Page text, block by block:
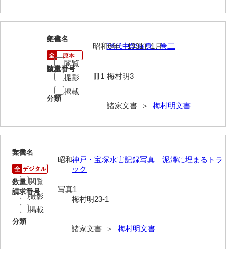
大中家文書（神奈川県）
大野毛利家文書
大村益次郎文書
大本氏収集文書
岡家文書（福栄村）
岡田家文書（萩市）
岡藤家文書
岡本家文書（周防大島町）
6
文書名
現代中学修身 巻二
請求番号
梅村明3
分類
諸家文書 ＞ 梅村明文書
年代
昭和6年［1931］1月
数量
冊1
閲覧
撮影
掲載
7
文書名
神戸・宝塚水害記録写真 泥濘に埋まるトラ
ック
請求番号
梅村明23-1
分類
諸家文書 ＞ 梅村明文書
年代
昭和
数量
写真1
閲覧
撮影
掲載